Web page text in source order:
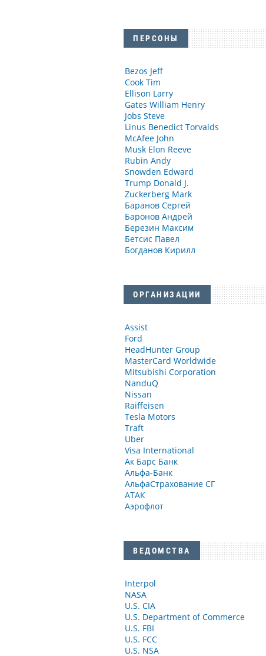
ПЕРСОНЫ
Bezos Jeff
Cook Tim
Ellison Larry
Gates William Henry
Jobs Steve
Linus Benedict Torvalds
McAfee John
Musk Elon Reeve
Rubin Andy
Snowden Edward
Trump Donald J.
Zuckerberg Mark
Баранов Сергей
Баронов Андрей
Березин Максим
Бетсис Павел
Богданов Кирилл
ОРГАНИЗАЦИИ
Assist
Ford
HeadHunter Group
MasterCard Worldwide
Mitsubishi Corporation
NanduQ
Nissan
Raiffeisen
Tesla Motors
Traft
Uber
Visa International
Ак Барс Банк
Альфа-Банк
АльфаСтрахование СГ
АТАК
Аэрофлот
ВЕДОМСТВА
Interpol
NASA
U.S. CIA
U.S. Department of Commerce
U.S. FBI
U.S. FCC
U.S. NSA